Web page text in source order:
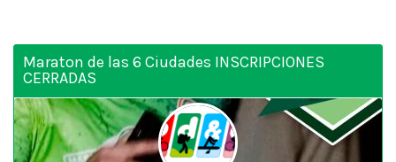
Maraton de las 6 Ciudades INSCRIPCIONES
CERRADAS